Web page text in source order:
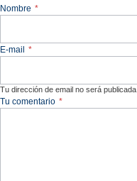
Nombre *
E-mail *
Tu dirección de email no será publicada.
Tu comentario *